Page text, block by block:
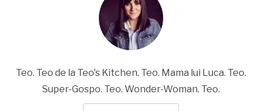
Teo. Teo de la Teo's Kitchen. Teo. Mama lui Luca. Teo.
Super-Gospo. Teo. Wonder-Woman. Teo.